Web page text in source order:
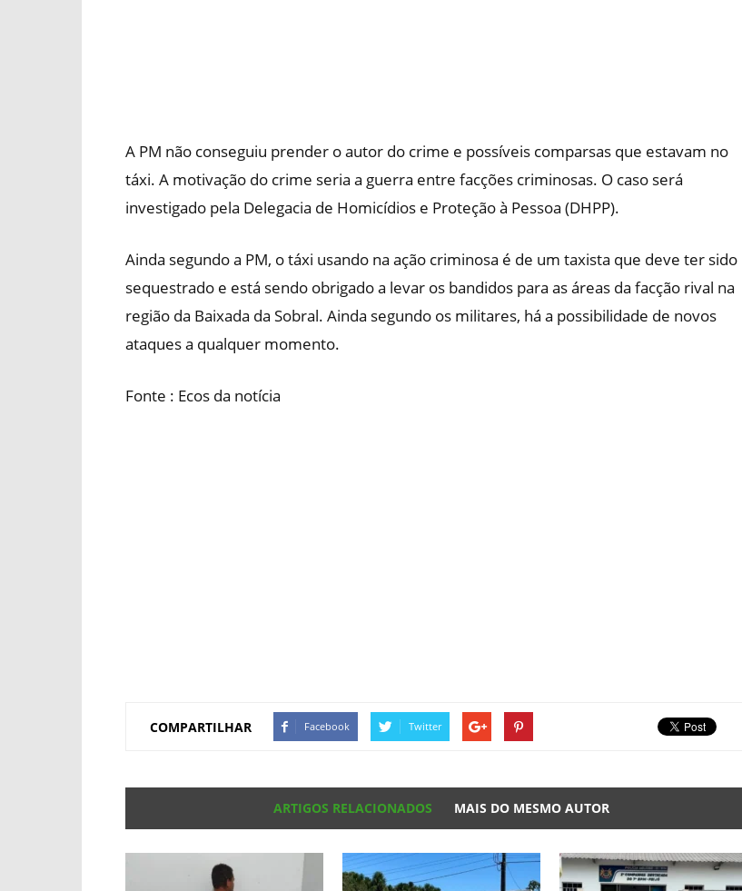
A PM não conseguiu prender o autor do crime e possíveis comparsas que estavam no
táxi. A motivação do crime seria a guerra entre facções criminosas. O caso será
investigado pela Delegacia de Homicídios e Proteção à Pessoa (DHPP).
Ainda segundo a PM, o táxi usando na ação criminosa é de um taxista que deve ter sido
sequestrado e está sendo obrigado a levar os bandidos para as áreas da facção rival na
região da Baixada da Sobral. Ainda segundo os militares, há a possibilidade de novos
ataques a qualquer momento.
Fonte : Ecos da notícia
COMPARTILHAR Facebook Twitter
ARTIGOS RELACIONADOS MAIS DO MESMO AUTOR